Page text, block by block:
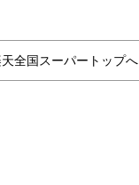
全国スーパートップへ